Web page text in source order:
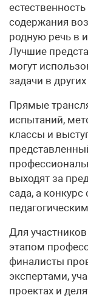
содержания
родную речь в
Лучшие
могут
задачи в
Прямые
испытаний,
классы и
выходят за
сада, а
Для
этапом
финалисты
экспертами,
проектах и